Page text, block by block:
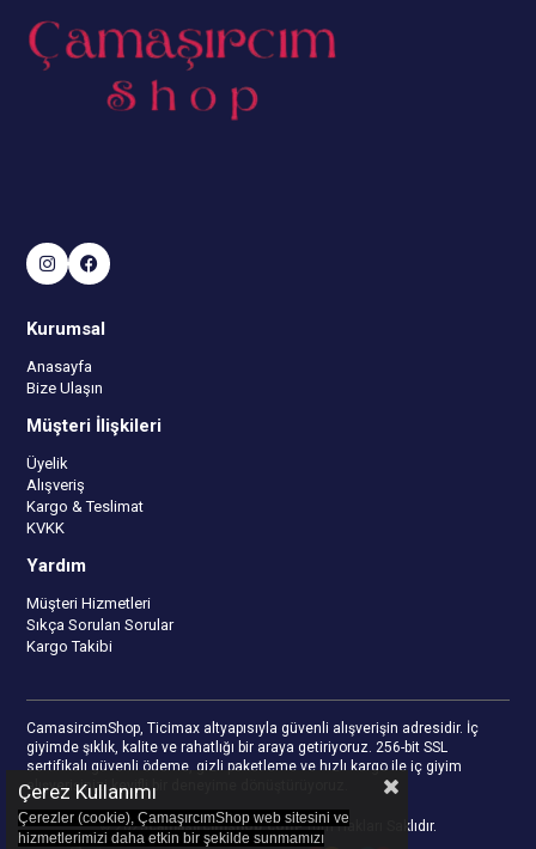
Kurumsal
Anasayfa
Bize Ulaşın
Müşteri İlişkileri
Üyelik
Alışveriş
Kargo & Teslimat
KVKK
Yardım
Müşteri Hizmetleri
Sıkça Sorulan Sorular
Kargo Takibi
CamasircimShop, Ticimax altyapısıyla güvenli alışverişin adresidir. İç
giyimde şıklık, kalite ve rahatlığı bir araya getiriyoruz. 256-bit SSL
sertifikalı güvenli ödeme, gizli paketleme ve hızlı kargo ile iç giyim
alışverişinizi keyifli bir deneyime dönüştürüyoruz.
© 2023camasircimshop.com- Tüm Hakları Saklıdır.
Çerez Kullanımı
Çerezler (cookie), ÇamaşırcımShop web sitesini ve
hizmetlerimizi daha etkin bir şekilde sunmamızı